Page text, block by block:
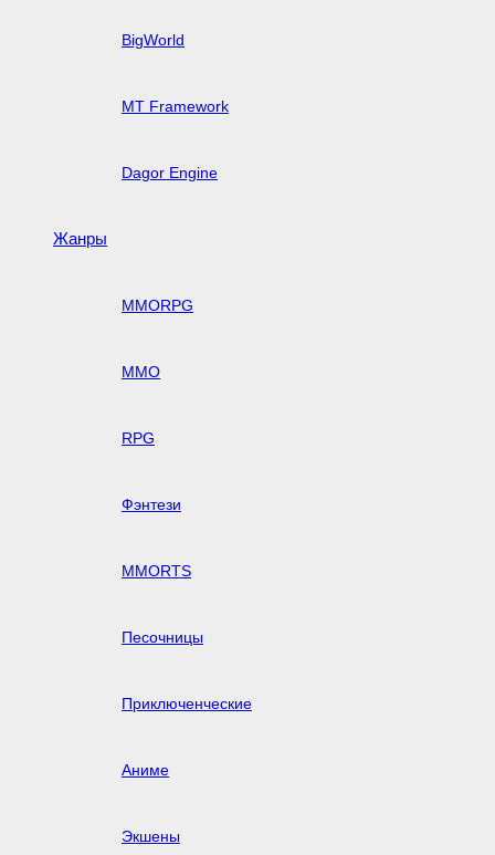
BigWorld
MT Framework
Dagor Engine
Жанры
MMORPG
MMO
RPG
Фэнтези
MMORTS
Песочницы
Приключенческие
Аниме
Экшены